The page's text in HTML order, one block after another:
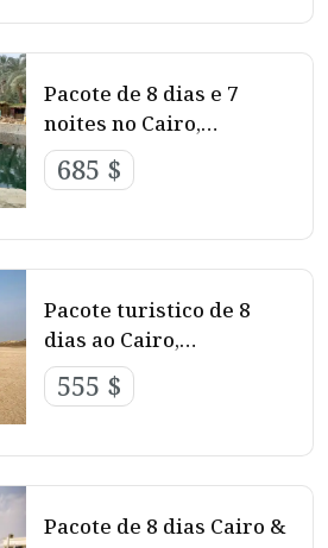
Pacote de 8 dias e 7
noites no Cairo,
Bahariya e oásis de Siwa
685 $
Pacote turistico de 8
dias ao Cairo,
Alexandria e Hurghada
555 $
Pacote de 8 dias Cairo &